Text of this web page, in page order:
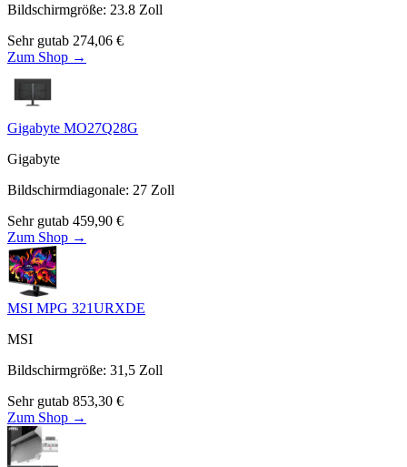
Bildschirmgröße: 23.8 Zoll
Sehr gutab 274,06 €
Zum Shop →
Gigabyte MO27Q28G
Gigabyte
Bildschirmdiagonale: 27 Zoll
Sehr gutab 459,90 €
Zum Shop →
MSI MPG 321URXDE
MSI
Bildschirmgröße: 31,5 Zoll
Sehr gutab 853,30 €
Zum Shop →